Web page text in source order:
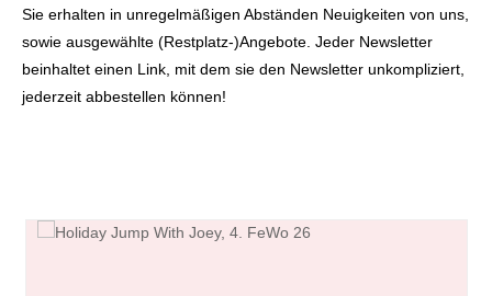
Sie erhalten in unregelmäßigen Abständen Neuigkeiten von uns,
sowie ausgewählte (Restplatz-)Angebote. Jeder Newsletter
beinhaltet einen Link, mit dem sie den Newsletter unkompliziert,
jederzeit abbestellen können!